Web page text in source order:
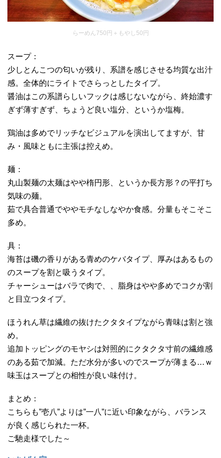
らーめん750円＋もやし50円
スープ：
少しとんこつの匂いが残り、系譜を感じさせる均質な出汁
感。全体的にライトでさらっとしたタイプ。
醤油はこの系譜らしいフックは感じないながら、終始濃す
ぎず薄すぎず、ちょうど良い塩分、というか塩梅。
鶏油は多めでリッチなビジュアルを演出してますが、甘
み・風味ともに主張は控えめ。
麺：
丸山製麺の太麺はやや楕円形、というか長方形？の平打ち
気味の麺。
茹で具合普通でややモチなしなやか食感。分量もそこそこ
多め。
具：
海苔は磯の香りがある青めのケバタイプ、厚みはあるもの
のスープを割と吸うタイプ。
チャーシューはバラで肉で、、脂身はやや多めでコクが割
と目立つタイプ。
ほうれん草は繊維の抜けたクタタイプながら青味は割と強
め。
追加トッピングのモヤシは対照的にクタクタ寸前の繊維感
のある茹で加減。ただ水分が多いのでスープが薄まる…ｗ
味玉はスープとの相性が良い味付け。
まとめ：
こちらも”壱八”よりは”一八”に近い印象ながら、バランス
が良く感じられた一杯。
ご馳走様でした～